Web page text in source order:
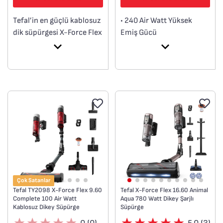
Tefal’in en güçlü kablosuz
dik süpürgesi X-Force Flex
15.60’ı keşfedin Yüksek
sınıfının en iyisi X-
araya getiren bir çözüm.
Tefal’in en yeni
teknolojileri—230 Air
Watt’a kadar emiş gücü
sağlayan Dijital Force
motor ve 1 saat 20
dakikaya kadar çalışma
süresi sunan üstün 32,4 V
batarya**—yüksek
teknolojiyle birleşiyor:
Zemin türüne göre
• 240 Air Watt Yüksek
Emiş Gücü
• Aerospin Aqua Başlık :
mop aparatı
Zemin türüne göre
otomatik emiş gücü ayarı
• Ekstra uzun çalışma
süresi : Tek bir şarjla 2
saate kadar çalışma süresi
• Flex Teknolojisi ile
eğilmeden mobilyaların
altına erişim
• %99.9 yüksek filtrasyon
Çok Satanlar
Tefal TY2098 X-Force Flex 9.60
Complete 100 Air Watt
Kablosuz Dikey Süpürge
Tefal X-Force Flex 16.60 Animal
Aqua 780 Watt Dikey Şarjlı
Süpürge